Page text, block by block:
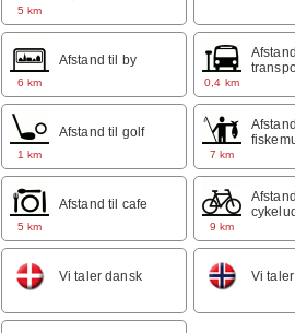
Parkering
Gratis og lige uden for huset.
5 km
6 km
Afstand til by
0,4 km
1 km
Afstand til golf
7 km
5 km
Afstand til cafe
9 km
Vi taler dansk Vi